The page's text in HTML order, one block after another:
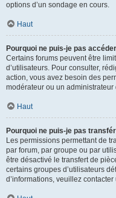
options d’un sondage en cours.
Haut
Pourquoi ne puis-je pas
Certains forums peuvent être
d’utilisateurs. Pour consulter,
action, vous avez besoin des
modérateur ou un
Haut
Pourquoi ne puis-je pas
Les permissions permettant de
par forum, par groupe ou par
être désactivé le transfert de
certains groupes d’utilisateurs
d’informations, veuillez